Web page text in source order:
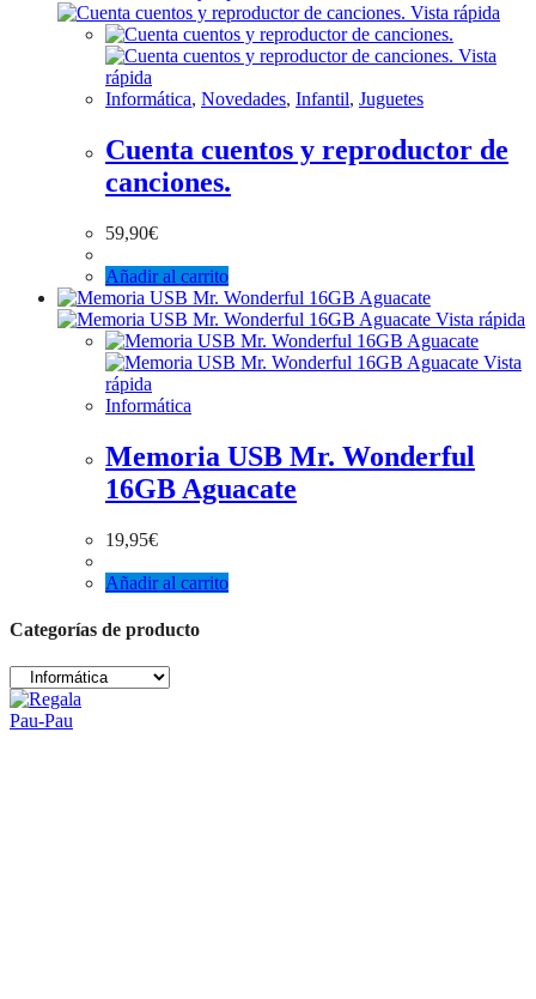
Vista rápida
Vista
rápida
Informática, Novedades, Infantil, Juguetes
Cuenta cuentos y reproductor de
canciones.
59,90€
Añadir al carrito
Vista rápida
Vista
rápida
Informática
Memoria USB Mr. Wonderful
16GB Aguacate
19,95€
Añadir al carrito
Categorías de producto